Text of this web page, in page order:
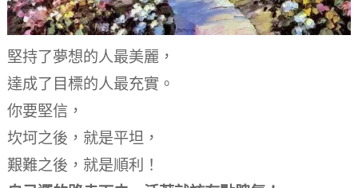
堅持了夢想的人最美麗，
達成了目標的人最充實。
你要堅信，
坎坷之後，就是平坦，
艱難之後，就是順利！